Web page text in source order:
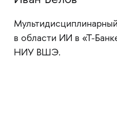
в области ИИ в «Т-
НИУ ВШЭ.